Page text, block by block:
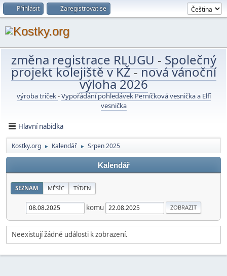
Přihlásit Zaregistrovat se
změna registrace RLUGU - Společný
projekt kolejiště v KŽ-nová vánoční
výloha 2026
výroba triček-Vypořádání pohledávek Perníčková vesnička a Elfí
vesnička
Hlavní nabídka
Kostky.org ► Kalendář ► Srpen 2025
Kalendář
SEZNAM MĚSÍC TÝDEN
komu
Neexistují žádné události k zobrazení.